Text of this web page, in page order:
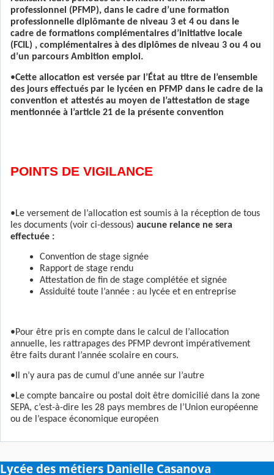
professionnel (PFMP), dans le cadre d’une formation
professionnelle diplômante de niveau 3 et 4 ou dans le
cadre de formations complémentaires d’initiative locale
(FCIL) , complémentaires à des diplômes de niveau 3 ou 4 ou
d’un parcours Ambition emploi.
•Cette allocation est versée par l’État au titre de l’ensemble
des jours effectués par le lycéen en PFMP dans le cadre de la
convention et attestés au moyen de l’attestation de stage
mentionnée à l’article 21 de la présente convention
POINTS DE VIGILANCE
•Le versement de l’allocation est soumis à la réception de tous
les documents (voir ci-dessous) aucune relance ne sera
effectuée :
Convention de stage signée
Rapport de stage rendu
Attestation de fin de stage complétée et signée
Assiduité toute l’année : au lycée et en entreprise
•Pour être pris en compte dans le calcul de l’allocation
annuelle, les rattrapages des PFMP devront impérativement
être faits durant l’année scolaire en cours.
•Il n’y aura pas de cumul d’une année sur l’autre
•Le compte bancaire ou postal doit être domicilié dans la zone
SEPA, c’est-à-dire les 28 pays membres de l’Union européenne
ou de l’espace économique européen
Lycée des métiers Danielle Casanova